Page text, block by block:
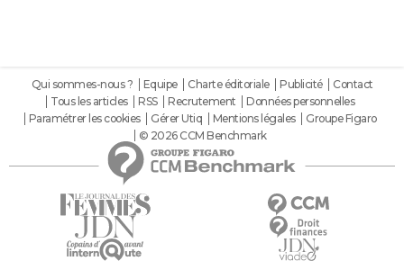
Qui sommes-nous ? Equipe Charte éditoriale Publicité
Contact
Tous les articles
RSS Recrutement
Données personnelles
Paramétrer les cookies
Gérer Utiq Mentions légales
Groupe Figaro
© 2026 CCM Benchmark